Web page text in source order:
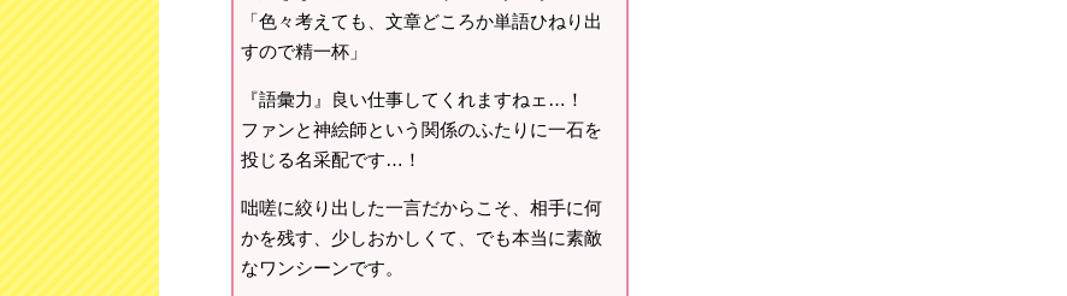
「色々考えても、文章どころか単語ひねり出
すので精一杯」
『語彙力』良い仕事してくれますねェ…！
ファンと神絵師という関係のふたりに一石を
投じる名采配です…！
咄嗟に絞り出した一言だからこそ、相手に何
かを残す、少しおかしくて、でも本当に素敵
なワンシーンです。